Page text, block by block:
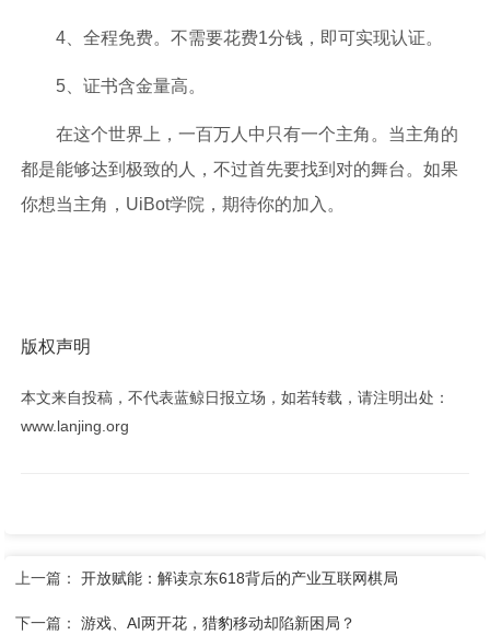
4、全程免费。不需要花费1分钱，即可实现认证。
5、证书含金量高。
在这个世界上，一百万人中只有一个主角。当主角的
都是能够达到极致的人，不过首先要找到对的舞台。如果
你想当主角，UiBot学院，期待你的加入。
版权声明
本文来自投稿，不代表蓝鲸日报立场，如若转载，请注明出处：
www.lanjing.org
上一篇：开放赋能：解读京东618背后的产业互联网棋局
下一篇：游戏、AI两开花，猎豹移动却陷新困局？